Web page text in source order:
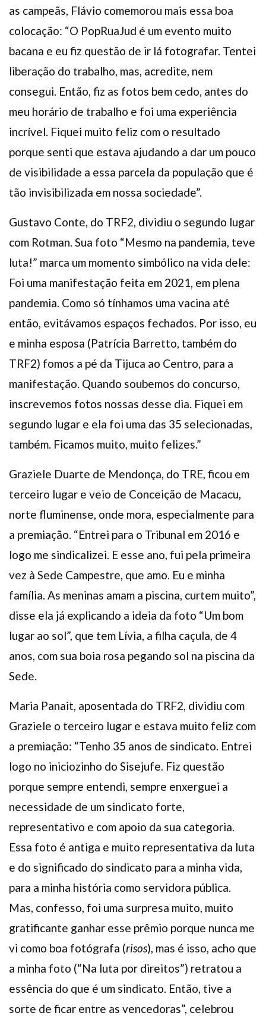
as campeãs, Flávio comemorou mais essa boa
colocação: “O PopRuaJud é um evento muito
bacana e eu fiz questão de ir lá fotografar. Tentei
liberação do trabalho, mas, acredite, nem
consegui. Então, fiz as fotos bem cedo, antes do
meu horário de trabalho e foi uma experiência
incrível. Fiquei muito feliz com o resultado
porque senti que estava ajudando a dar um pouco
de visibilidade a essa parcela da população que é
tão invisibilizada em nossa sociedade”.
Gustavo Conte, do TRF2, dividiu o segundo lugar
com Rotman. Sua foto “Mesmo na pandemia, teve
luta!” marca um momento simbólico na vida dele:
Foi uma manifestação feita em 2021, em plena
pandemia. Como só tínhamos uma vacina até
então, evitávamos espaços fechados. Por isso, eu
e minha esposa (Patrícia Barretto, também do
TRF2) fomos a pé da Tijuca ao Centro, para a
manifestação. Quando soubemos do concurso,
inscrevemos fotos nossas desse dia. Fiquei em
segundo lugar e ela foi uma das 35 selecionadas,
também. Ficamos muito, muito felizes.”
Graziele Duarte de Mendonça, do TRE, ficou em
terceiro lugar e veio de Conceição de Macacu,
norte fluminense, onde mora, especialmente para
a premiação. “Entrei para o Tribunal em 2016 e
logo me sindicalizei. E esse ano, fui pela primeira
vez à Sede Campestre, que amo. Eu e minha
família. As meninas amam a piscina, curtem muito”,
disse ela já explicando a ideia da foto “Um bom
lugar ao sol”, que tem Lívia, a filha caçula, de 4
anos, com sua boia rosa pegando sol na piscina da
Sede.
Maria Panait, aposentada do TRF2, dividiu com
Graziele o terceiro lugar e estava muito feliz com
a premiação: “Tenho 35 anos de sindicato. Entrei
logo no iniciozinho do Sisejufe. Fiz questão
porque sempre entendi, sempre enxerguei a
necessidade de um sindicato forte,
representativo e com apoio da sua categoria.
Essa foto é antiga e muito representativa da luta
e do significado do sindicato para a minha vida,
para a minha história como servidora pública.
Mas, confesso, foi uma surpresa muito, muito
gratificante ganhar esse prêmio porque nunca me
vi como boa fotógrafa (risos), mas é isso, acho que
a minha foto (“Na luta por direitos”) retratou a
essência do que é um sindicato. Então, tive a
sorte de ficar entre as vencedoras”, celebrou